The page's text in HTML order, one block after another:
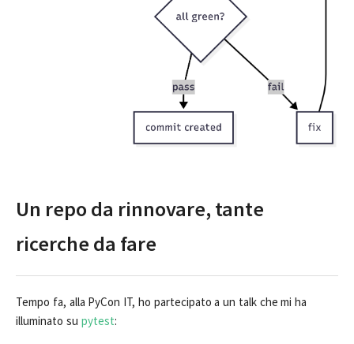
Un repo da rinnovare, tante
ricerche da fare
Tempo fa, alla PyCon IT, ho partecipato a un talk che mi ha
illuminato su pytest: